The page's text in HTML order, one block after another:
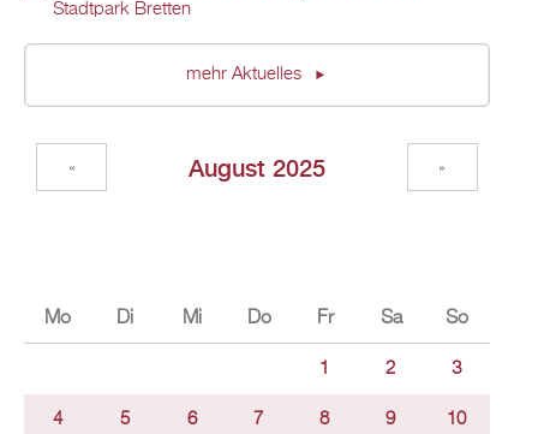
Stadtpark Bretten
mehr Aktuelles
August 2025
« »
Mo Di Mi Do Fr Sa So
1 2 3
4 5 6 7 8 9 10